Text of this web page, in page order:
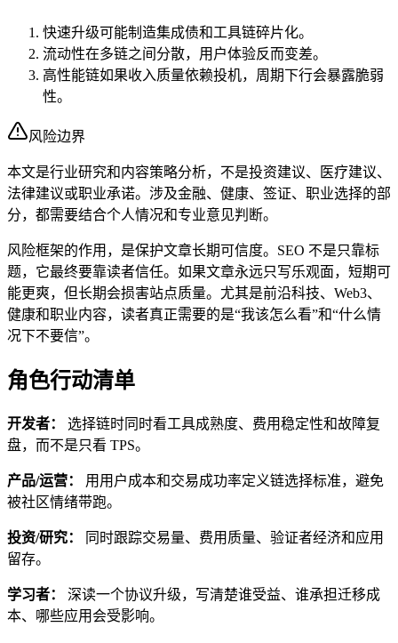
快速升级可能制造集成债和工具链碎片化。
流动性在多链之间分散，用户体验反而变差。
高性能链如果收入质量依赖投机，周期下行会暴露脆弱
性。
风险边界
本文是行业研究和内容策略分析，不是投资建议、医疗建议、
法律建议或职业承诺。涉及金融、健康、签证、职业选择的部
分，都需要结合个人情况和专业意见判断。
风险框架的作用，是保护文章长期可信度。SEO 不是只靠标
题，它最终要靠读者信任。如果文章永远只写乐观面，短期可
能更爽，但长期会损害站点质量。尤其是前沿科技、Web3、
健康和职业内容，读者真正需要的是“我该怎么看”和“什么情
况下不要信”。
角色行动清单
开发者：
选择链时同时看工具成熟度、费用稳定性和故障复
盘，而不是只看 TPS。
产品/运营：
用用户成本和交易成功率定义链选择标准，避免
被社区情绪带跑。
投资/研究：
同时跟踪交易量、费用质量、验证者经济和应用
留存。
学习者：
深读一个协议升级，写清楚谁受益、谁承担迁移成
本、哪些应用会受影响。